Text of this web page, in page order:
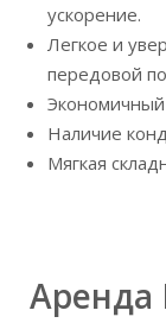
ускорение.
Легкое и
передовой
Экономичный
Наличие
Мягкая
Аренда